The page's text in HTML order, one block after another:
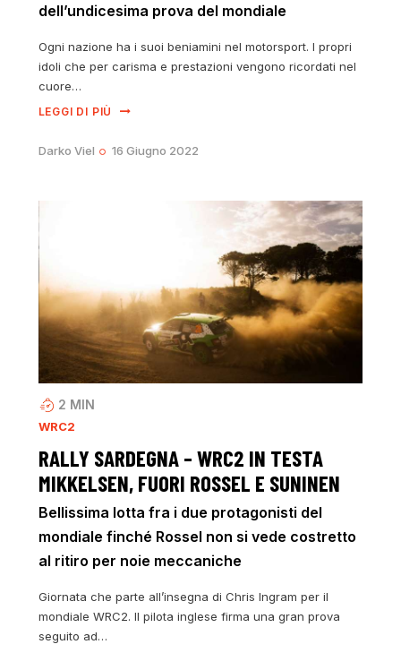
dell’undicesima prova del mondiale
Ogni nazione ha i suoi beniamini nel motorsport. I propri
idoli che per carisma e prestazioni vengono ricordati nel
cuore…
LEGGI DI PIÙ
Darko Viel 16 Giugno 2022
2 MIN
WRC2
RALLY SARDEGNA – WRC2 IN TESTA
MIKKELSEN, FUORI ROSSEL E SUNINEN
Bellissima lotta fra i due protagonisti del
mondiale finché Rossel non si vede costretto
al ritiro per noie meccaniche
Giornata che parte all’insegna di Chris Ingram per il
mondiale WRC2. Il pilota inglese firma una gran prova
seguito ad…